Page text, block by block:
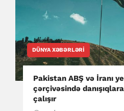
DÜNYA XƏBƏRLƏRI
Pakistan ABŞ və İranı
çərçivəsində
çalışır